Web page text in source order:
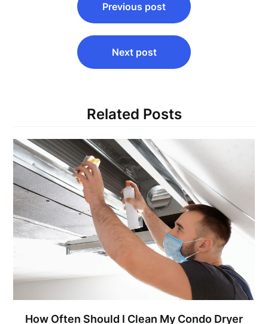
navigation
Previous post
Next post
Related Posts
How Often Should I Clean My Condo Dryer